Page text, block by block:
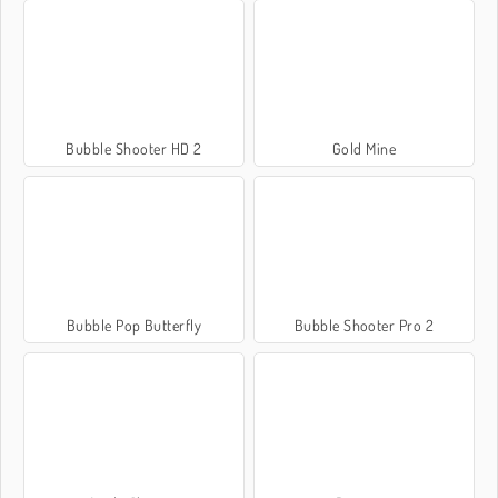
Bubble Shooter HD 2 Gold Mine
Bubble Pop Butterfly Bubble Shooter Pro 2